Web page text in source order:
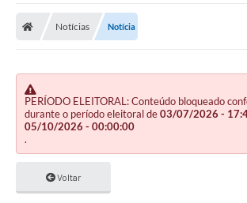
Notícias Notícia
PERÍODO ELEITORAL: Conteúdo bloqueado
durante o período eleitoral de03/07/2026 -
05/10/2026 - 00:00:00
.
Voltar